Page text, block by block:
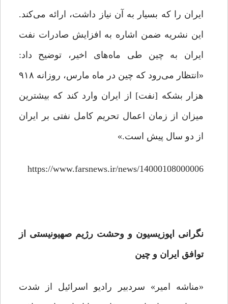
ایران را که بسیار به آن نیاز داشت، ارائه می‌کند.
این نشریه ضمن اشاره به افزایش صادرات نفت
ایران به چین طی ماه‌های اخیر، توضیح داد:
«انتظار می‌رود که چین در ماه مارس، روزانه ۹۱۸
هزار بشکه [نفت] از ایران وارد کند که بیشترین
میزان از زمان اعمال تحریم کامل نفتی بر ایران
از دو سال پیش است.»
https://www.farsnews.ir/news/14000108000006
نگرانی اپوزیسیون و وحشت رژیم صهیونیستی
از
توافق ایران و چین
«مناشه امیر» سردبیر رادیو اسرائیل از شدت